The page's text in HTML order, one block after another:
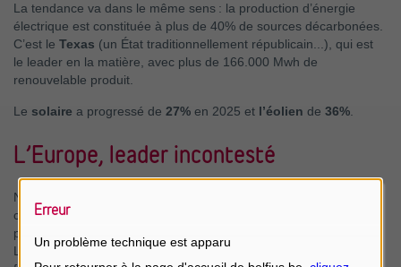
La tendance va dans le même sens : la production d’énergie
électrique est constituée à plus de 40% de sources décarbonées.
C’est le Texas (un État traditionnellement républicain...), qui est
le leader en la matière, avec plus de 166.000 Mwh de
renouvelable produit.
Le solaire a progressé de 27% en 2025 et l’éolien de 36%
L’Europe, leader incontesté
Notre continent fait encore mieux : Dans le mix d’énergie
consommée, le fossile ne pèse « que » 60%. Et si on regarde la
production d’électricité, le
L'année 2025 marque un tournant historique: pour la première
Erreur
Un problème technique est apparu